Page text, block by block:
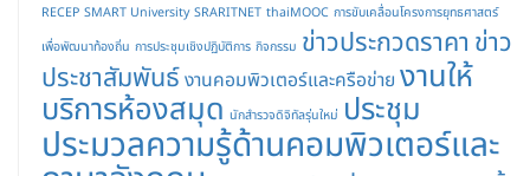
RECEP SMART University SRARITNET thaiMOOC การขับเคลื่อนโครงการยุทธศาสตร์
เพื่อพัฒนาท้องถิ่น การประชุมเชิงปฏิบัติการ กิจกรรม ข่าวประกวดราคา ข่าว
ประชาสัมพันธ์งานคอมพิวเตอร์และครือข่าย งานให้
บริการห้องสมุด นักสำรวจดิจิทัลรุ่นใหม่ ประชุม
ประมวลความรู้ด้านคอมพิวเตอร์และ